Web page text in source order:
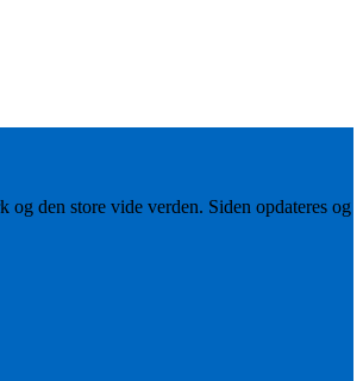
og den store vide verden. Siden opdateres og